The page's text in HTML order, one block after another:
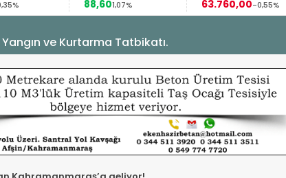
1,07%
63.760,00
-0,55%
63,1184
ve Kurtarma Tatbikatı.